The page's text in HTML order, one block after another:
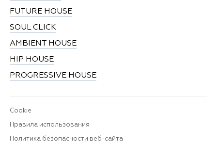
FUTURE HOUSE
SOUL CLICK
AMBIENT HOUSE
HIP HOUSE
PROGRESSIVE HOUSE
Cookie
Правила использования
Политика безопасности веб-сайта